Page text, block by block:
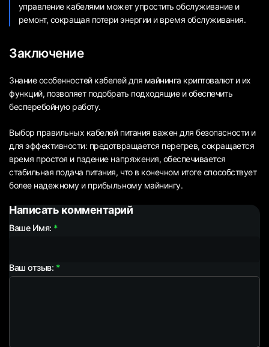
управление кабелями может упростить обслуживание и
ремонт, сокращая потери энергии и время обслуживания.
Заключение
Знание особенностей кабелей для майнинга криптовалют и их
функций, позволяет подобрать подходящие и обеспечить
бесперебойную работу.
Выбор правильных кабелей питания важен для безопасности и
для эффективности: предотвращается перегрев, сокращается
время простоя и падение напряжения, обеспечивается
стабильная подача питания, что в конечном итоге способствует
более надежному и прибыльному майнингу.
Написать комментарий
Ваше Имя:
Ваш отзыв: